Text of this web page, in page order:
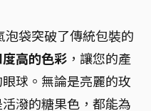
泡袋突破了傳統包裝的
高的色彩 ，讓您的產
球。無論是亮麗的玫
潑的糖果色，都能為